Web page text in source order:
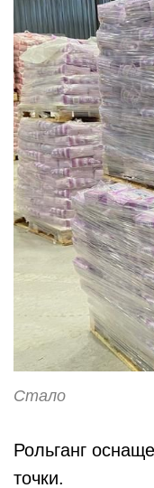
Стало
Рольганг
точки.